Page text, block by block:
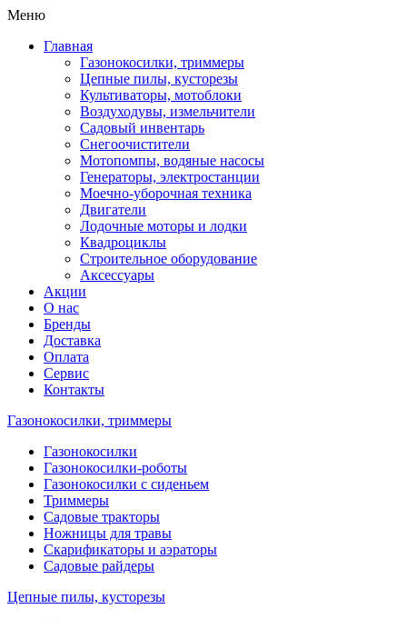
Меню
Главная
Газонокосилки, триммеры
Цепные пилы, кусторезы
Культиваторы, мотоблоки
Воздуходувы, измельчители
Садовый инвентарь
Снегоочистители
Мотопомпы, водяные насосы
Генераторы, электростанции
Моечно-уборочная техника
Двигатели
Лодочные моторы и лодки
Квадроциклы
Строительное оборудование
Аксессуары
Акции
О нас
Бренды
Доставка
Оплата
Сервис
Контакты
Газонокосилки, триммеры
Газонокосилки
Газонокосилки-роботы
Газонокосилки с сиденьем
Триммеры
Садовые тракторы
Ножницы для травы
Скарификаторы и аэраторы
Садовые райдеры
Цепные пилы, кусторезы